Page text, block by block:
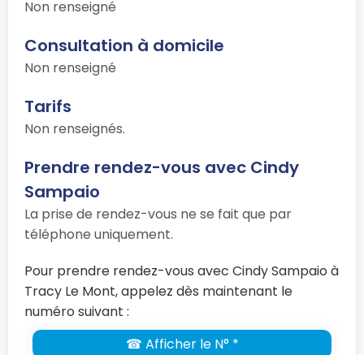
Non renseigné
Consultation à domicile
Non renseigné
Tarifs
Non renseignés.
Prendre rendez-vous avec Cindy
Sampaio
La prise de rendez-vous ne se fait que par
téléphone uniquement.
Pour prendre rendez-vous avec Cindy Sampaio à
Tracy Le Mont, appelez dès maintenant le
numéro suivant :
☎ Afficher le N° *